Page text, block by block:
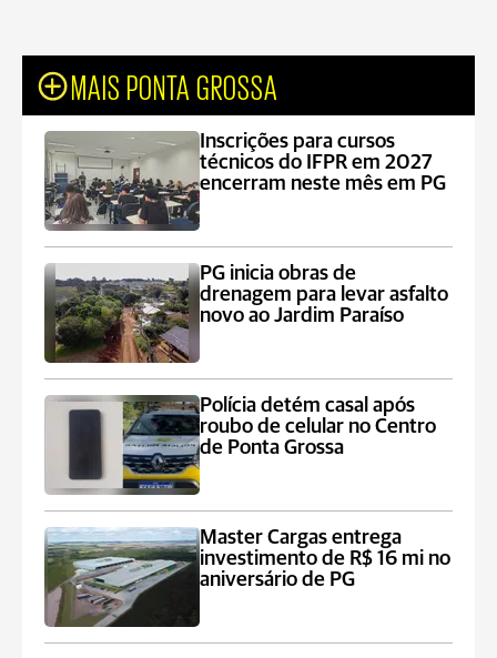
MAIS PONTA GROSSA
Inscrições para cursos
técnicos do IFPR em 2027
encerram neste mês em PG
PG inicia obras de
drenagem para levar asfalto
novo ao Jardim Paraíso
Polícia detém casal após
roubo de celular no Centro
de Ponta Grossa
Master Cargas entrega
investimento de R$ 16 mi no
aniversário de PG